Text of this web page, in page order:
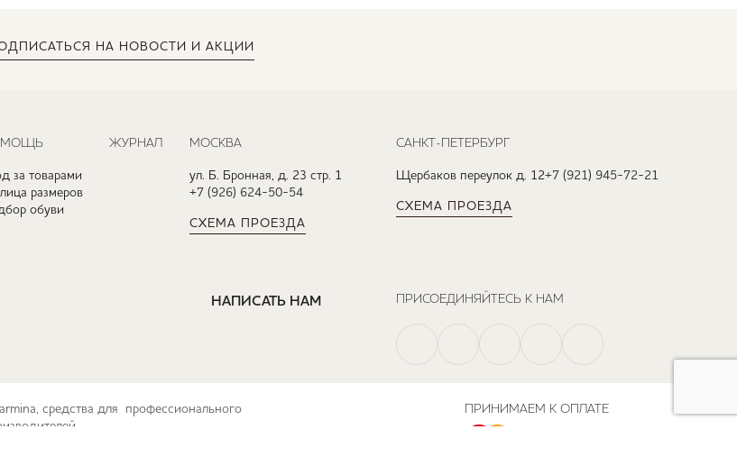
НА НОВОСТИ И АКЦИИ
за товарами
размеров
обуви
ЖУРНАЛ МОСКВА
ул. Б. Бронная, д. 23 стр. 1
+7 (926) 624-50-54
СХЕМА ПРОЕЗДА
САНКТ-ПЕТЕРБУРГ
Щербаков переулок д. 12+7 (921) 945-72-21
СХЕМА ПРОЕЗДА
НАПИСАТЬ НАМ ПРИСОЕДИНЯЙТЕСЬ К НАМ
средства для профессионального
ПРИНИМАЕМ К ОПЛАТЕ